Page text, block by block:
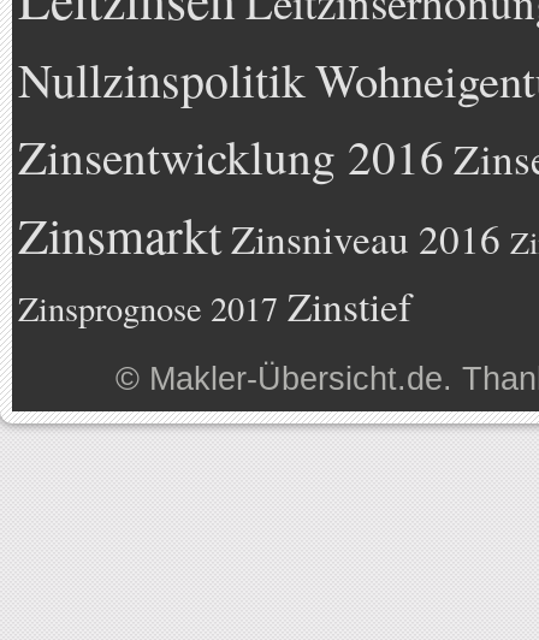
Nullzinspolitik
Zinsentwicklung 2016
ZinsmarktZinsniveau 2016
Zinsprognose 2017 Zinstief
© Makler-Übersicht.de.